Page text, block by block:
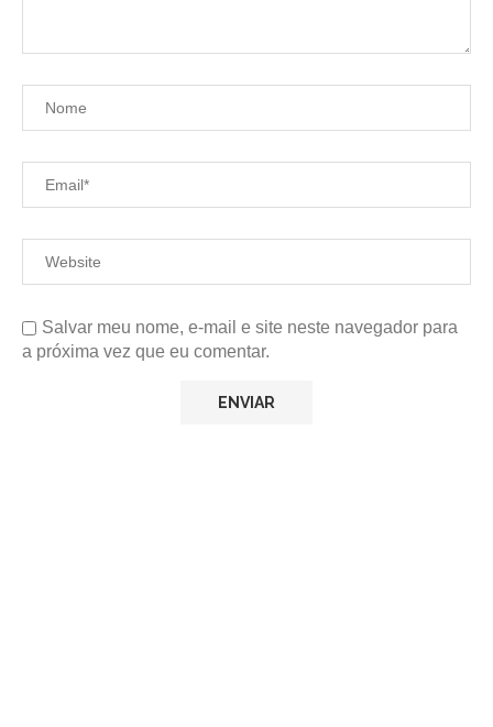
Salvar meu nome, e-mail e site neste navegador para
a próxima vez que eu comentar.